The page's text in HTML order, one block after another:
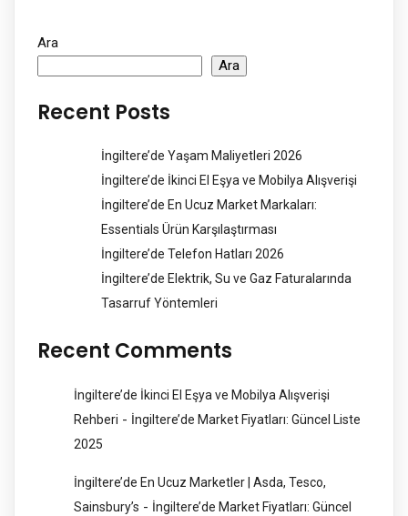
Ara
Ara
Recent Posts
İngiltere’de Yaşam Maliyetleri 2026
İngiltere’de İkinci El Eşya ve Mobilya Alışverişi
İngiltere’de En Ucuz Market Markaları:
Essentials Ürün Karşılaştırması
İngiltere’de Telefon Hatları 2026
İngiltere’de Elektrik, Su ve Gaz Faturalarında
Tasarruf Yöntemleri
Recent Comments
İngiltere’de İkinci El Eşya ve Mobilya Alışverişi
Rehberi - İngiltere’de Market Fiyatları: Güncel Liste
2025
İngiltere’de En Ucuz Marketler | Asda, Tesco,
Sainsbury’s - İngiltere’de Market Fiyatları: Güncel